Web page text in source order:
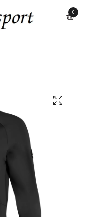
0